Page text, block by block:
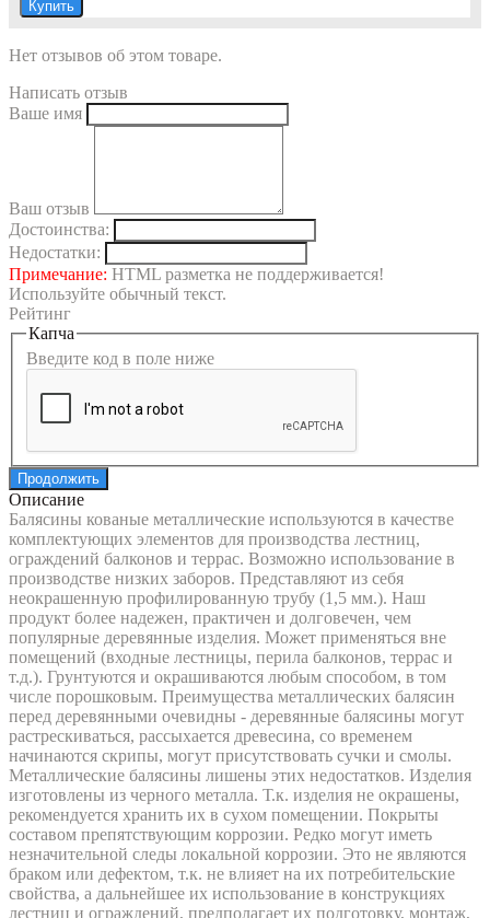
Купить
Нет отзывов об этом товаре.
Написать отзыв
Ваше имя
Ваш отзыв
Достоинства:
Недостатки:
Примечание: HTML разметка не поддерживается!
Используйте обычный текст.
Рейтинг
Капча
Введите код в поле ниже
Продолжить
Описание
Балясины кованые металлические используются в качестве
комплектующих элементов для производства лестниц,
ограждений балконов и террас. Возможно использование в
производстве низких заборов. Представляют из себя
неокрашенную профилированную трубу (1,5 мм.). Наш
продукт более надежен, практичен и долговечен, чем
популярные деревянные изделия. Может применяться вне
помещений (входные лестницы, перила балконов, террас и
т.д.). Грунтуются и окрашиваются любым способом, в том
числе порошковым. Преимущества металлических балясин
перед деревянными очевидны - деревянные балясины могут
растрескиваться, рассыхается древесина, со временем
начинаются скрипы, могут присутствовать сучки и смолы.
Металлические балясины лишены этих недостатков. Изделия
изготовлены из черного металла. Т.к. изделия не окрашены,
рекомендуется хранить их в сухом помещении. Покрыты
составом препятствующим коррозии. Редко могут иметь
незначительной следы локальной коррозии. Это не являются
браком или дефектом, т.к. не влияет на их потребительские
свойства, а дальнейшее их использование в конструкциях
лестниц и ограждений, предполагает их подготовку, монтаж,